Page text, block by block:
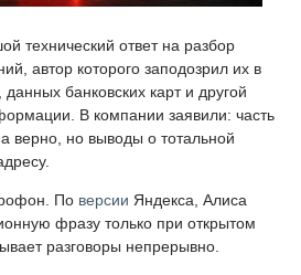
технический ответ на разбор
автор которого заподозрил их в
банковских карт и другой
В компании заявили: часть
верно, но выводы о тотальной
По версии Яндекса, Алиса
фразу только при открытом
разговоры непрерывно.